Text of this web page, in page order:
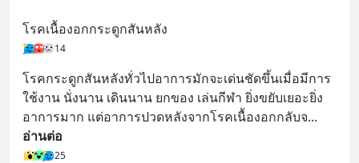
โรคเนื้องอกกระดูกสันหลัง
14
โรคกระดูกสันหลังทั่วไปอาการมักจะเด่นชัดขึ้นเมื่อมีการ
ใช้งาน นั่งนาน เดินนาน ยกของ เล่นกีฬา ยิ่งขยับเยอะยิ่ง
อาการมาก แต่อาการปวดหลังจากโรคเนื้องอกกลับจ
อ่านต่อ
25